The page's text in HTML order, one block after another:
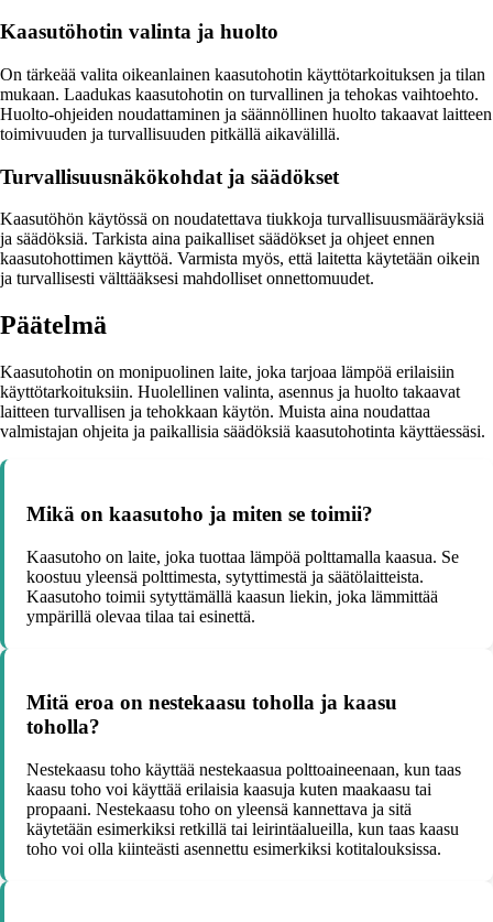
Kaasutöhotin valinta ja huolto
On tärkeää valita oikeanlainen kaasutohotin käyttötarkoituksen ja tilan
mukaan. Laadukas kaasutohotin on turvallinen ja tehokas vaihtoehto.
Huolto-ohjeiden noudattaminen ja säännöllinen huolto takaavat laitteen
toimivuuden ja turvallisuuden pitkällä aikavälillä.
Turvallisuusnäkökohdat ja säädökset
Kaasutöhön käytössä on noudatettava tiukkoja turvallisuusmääräyksiä
ja säädöksiä. Tarkista aina paikalliset säädökset ja ohjeet ennen
kaasutohottimen käyttöä. Varmista myös, että laitetta käytetään oikein
ja turvallisesti välttääksesi mahdolliset onnettomuudet.
Päätelmä
Kaasutohotin on monipuolinen laite, joka tarjoaa lämpöä erilaisiin
käyttötarkoituksiin. Huolellinen valinta, asennus ja huolto takaavat
laitteen turvallisen ja tehokkaan käytön. Muista aina noudattaa
valmistajan ohjeita ja paikallisia säädöksiä kaasutohotinta käyttäessäsi.
Mikä on kaasutoho ja miten se toimii?
Kaasutoho on laite, joka tuottaa lämpöä polttamalla kaasua. Se
koostuu yleensä polttimesta, sytyttimestä ja säätölaitteista.
Kaasutoho toimii sytyttämällä kaasun liekin, joka lämmittää
ympärillä olevaa tilaa tai esinettä.
Mitä eroa on nestekaasu toholla ja kaasu
toholla?
Nestekaasu toho käyttää nestekaasua polttoaineenaan, kun taas
kaasu toho voi käyttää erilaisia kaasuja kuten maakaasu tai
propaani. Nestekaasu toho on yleensä kannettava ja sitä
käytetään esimerkiksi retkillä tai leirintäalueilla, kun taas kaasu
toho voi olla kiinteästi asennettu esimerkiksi kotitalouksissa.